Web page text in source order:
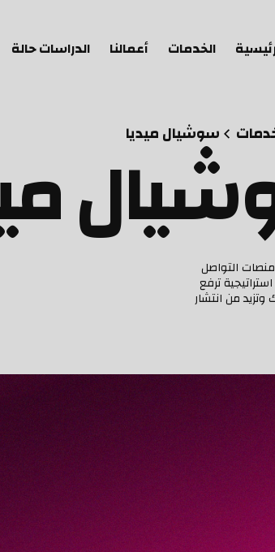
الخدمات أعمالنا الدراسات حالة
سوشيال ميديا
التواصل
ترفع
من انتشار